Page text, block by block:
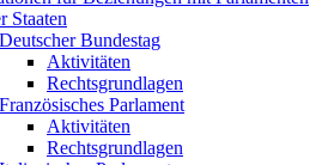
Staaten
Deutscher Bundestag
Aktivitäten
Rechtsgrundlagen
Französisches Parlament
Aktivitäten
Rechtsgrundlagen